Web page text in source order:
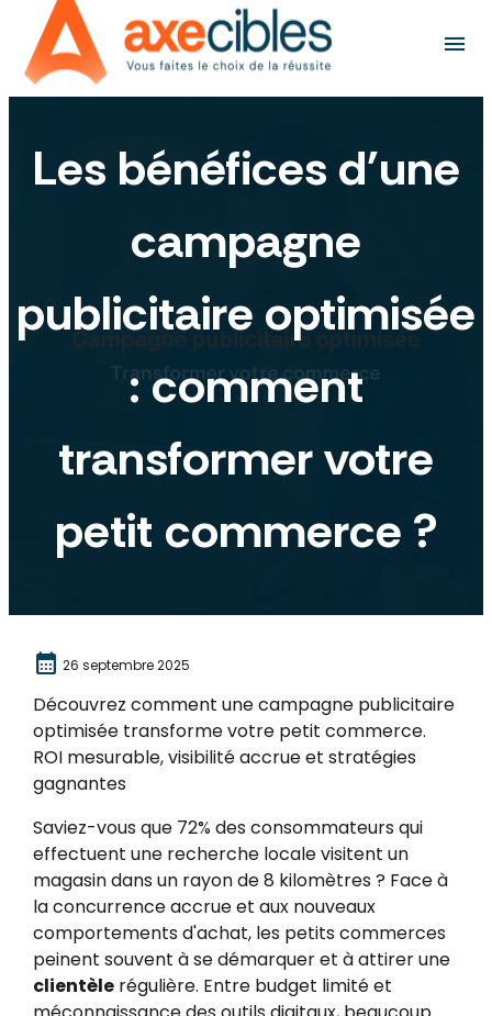
menu
Les bénéfices d'une
campagne
publicitaire optimisée
: comment
transformer votre
petit commerce ?
calendar_month 26 septembre 2025
Découvrez comment une campagne publicitaire
optimisée transforme votre petit commerce.
ROI mesurable, visibilité accrue et stratégies
gagnantes
Saviez-vous que 72% des consommateurs qui
effectuent une recherche locale visitent un
magasin dans un rayon de 8 kilomètres ? Face à
la concurrence accrue et aux nouveaux
comportements d'achat, les petits commerces
peinent souvent à se démarquer et à attirer une
clientèlerégulière. Entre budget limité et
Panneau de gestion des cookies